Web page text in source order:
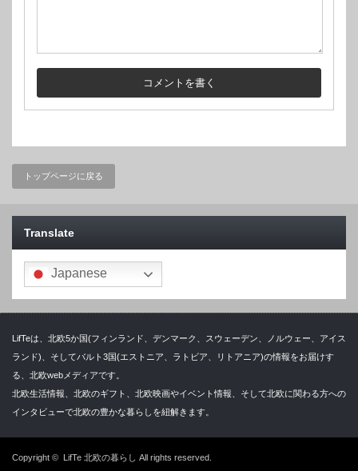
トップページに戻る
Translate
Japanese
LifTeは、北欧5か国(フィンランド、デンマーク、スウェーデン、ノルウェー、アイス
ランド)、そしてバルト3国(エストニア、ラトビア、リトアニア)の情報をお届けす
る、北欧webメディアです。
北欧生活情報、北欧のギフト、北欧映画やイベント情報、そして北欧に関わる方への
インタビューで北欧の豊かな暮らしを紐解きます。
Copyright © LifTe 北欧の暮らし All rights reserved.